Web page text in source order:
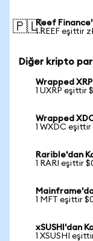
🇵🇱Reef
1 REEF eşittir
Diğer kripto
Wrapped
1 UXRP eşittir
Wrapped
1 WXDC
Rarible'dan
1 RARI eşittir
1 MFT eşittir
xSUSHI'dan
1 XSUSHI